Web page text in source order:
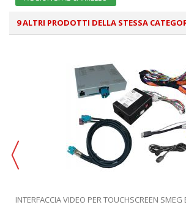
9 ALTRI PRODOTTI DELLA STESSA
INTERFACCIA VIDEO PER TOUCHSCREEN